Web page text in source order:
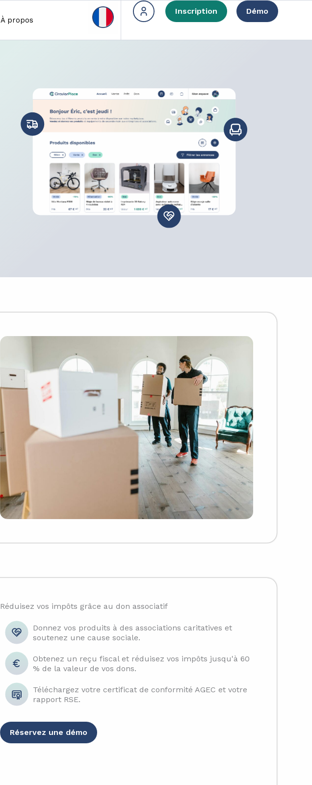
À propos
Inscription Démo
Réduisez vos impôts grâce au don associatif
Donnez vos produits à des associations caritatives et
soutenez une cause sociale.
Obtenez un reçu fiscal et réduisez vos impôts jusqu'à 60
% de la valeur de vos dons.
Téléchargez votre certificat de conformité AGEC et votre
rapport RSE.
Réservez une démo